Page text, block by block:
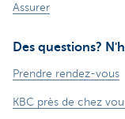
Assurer
Des questions?
Prendre rendez-vous
KBC près de chez